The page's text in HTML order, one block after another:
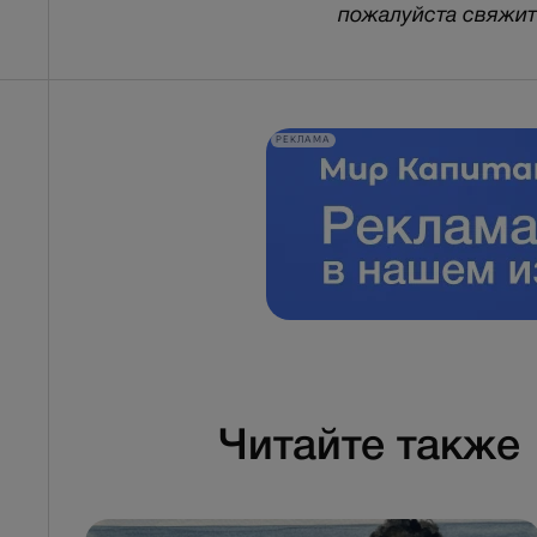
пожалуйста
РЕКЛАМА
Читайте также